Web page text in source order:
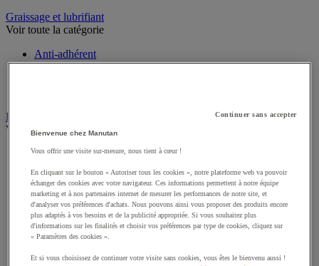
Graissage et lubrifiant
Voir toute la catégorie
Anti-adhérent
Graisse et huile
Instrument de mesure
Voir toute la catégorie
Balance industrielle
Dynamomètre
Équipement optique
Instrument de mesure de laboratoire
Mesure de distance
Mesure de la vitesse
Mesure d'électricité
Continuer sans accepter
Bienvenue chez Manutan
Vous offrir une visite sur-mesure, nous tient à cœur !
En cliquant sur le bouton « Autoriser tous les cookies », notre plateforme web va pouvoir
échanger des cookies avec votre navigateur. Ces informations permettent à notre équipe
marketing et à nos partenaires internet de mesurer les performances de notre site, et
d'analyser vos préférences d'achats. Nous pouvons ainsi vous proposer des produits encore
plus adaptés à vos besoins et de la publicité appropriée. Si vous souhaitez plus
d'informations sur les finalités et choisir vos préférences par type de cookies, cliquez sur
« Paramètres des cookies ».
Et si vous choisissez de continuer votre visite sans cookies, vous êtes le bienvenu aussi !